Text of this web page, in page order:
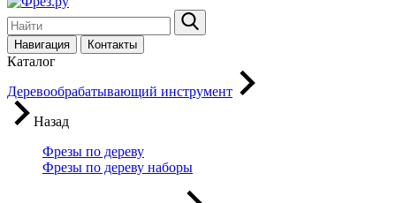
Навигация Контакты
Каталог
Деревообрабатывающий инструмент
Назад
Фрезы по дереву
Фрезы по дереву наборы